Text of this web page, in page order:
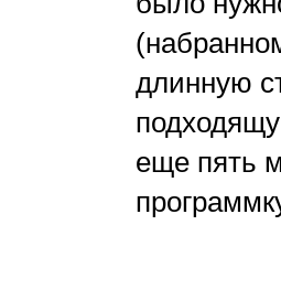
длинную
еще пять